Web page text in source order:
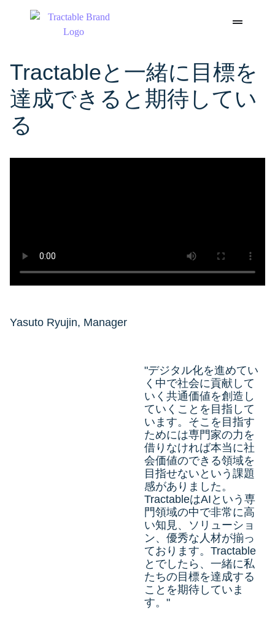
Tractableと一緒に目標を
達成できると期待してい
る
Yasuto Ryujin, Manager
"デジタル化を進めてい
く中で社会に貢献して
いく共通価値を創造し
ていくことを目指して
います。そこを目指す
ためには専門家の力を
借りなければ本当に社
会価値のできる領域を
目指せないという課題
感がありました。
TractableはAIという専
門領域の中で非常に高
い知見、ソリューショ
ン、優秀な人材が揃っ
ております。Tractable
とでしたら、一緒に私
たちの目標を達成する
ことを期待していま
す。"